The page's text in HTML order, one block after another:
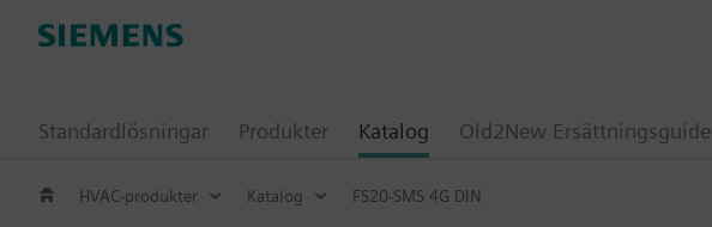
Standardlösningar Produkter Katalog Old2New Ersättningsguide
HVAC-produkter Katalog FS20-SMS 4G DIN